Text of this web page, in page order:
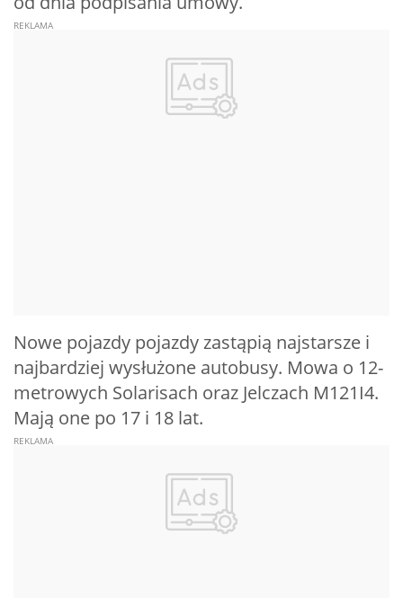
Nowe pojazdy pojazdy zastąpią najstarsze i
najbardziej wysłużone autobusy. Mowa o 12-
metrowych Solarisach oraz Jelczach M121I4.
Mają one po 17 i 18 lat.